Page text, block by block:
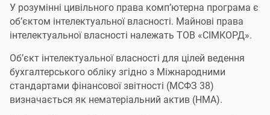
У розумінні цивільного права комп’ютерна програма є
об’єктом інтелектуальної власності. Майнові права
інтелектуальної власності належать ТОВ «СІМКОРД».
Об’єкт інтелектуальної власності для цілей ведення
бухгалтерського обліку згідно з Міжнародними
стандартами фінансової звітності (МСФЗ 38)
визначається як нематеріальний актив (НМА).